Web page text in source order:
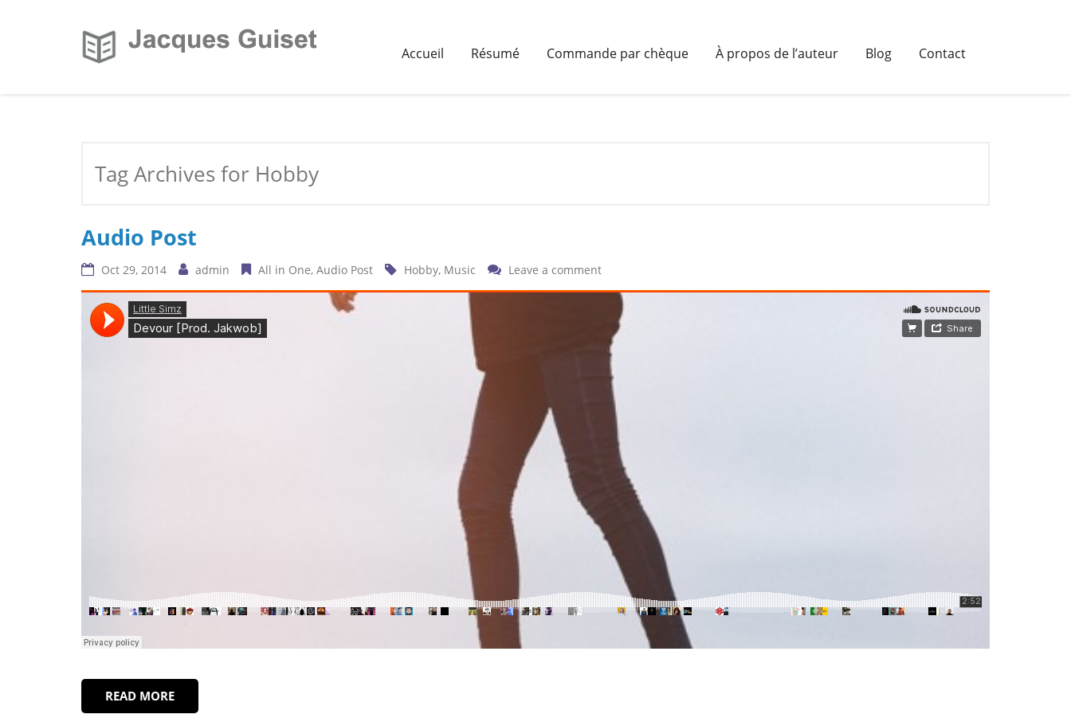
Accueil Résumé Commande par chèque À propos de l’auteur Blog Contact
Tag Archives for Hobby
Audio Post
Oct 29, 2014 admin All in One Audio Post Hobby, Music Leave a comment
READ MORE